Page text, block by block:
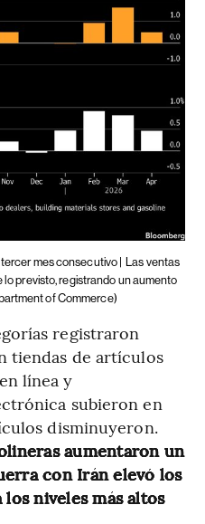
mes consecutivo | Las ventas
previsto, registrando un aumento
of Commerce)
registraron
tiendas de artículos
línea y
subieron en
disminuyeron.
aumentaron un
con Irán elevó los
niveles más altos